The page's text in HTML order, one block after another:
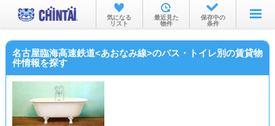
お部屋を探す
沿線・駅から
気になる
リスト
最近見た
物件
保存中の
条件
名古屋臨海高速鉄道<あおなみ線>のバス・トイレ別の賃貸物
件情報を探す